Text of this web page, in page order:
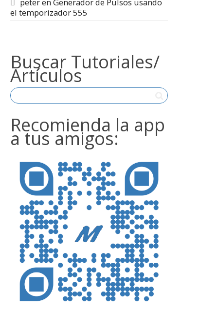
el temporizador 555
Buscar Tutoriales/
Artículos
Recomienda la app
a tus amigos: